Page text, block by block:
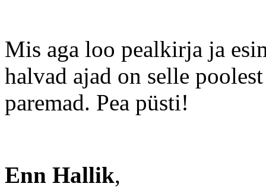
Mis aga loo pealkirja ja
halvad ajad on selle
paremad. Pea püsti!
Enn Hallik,